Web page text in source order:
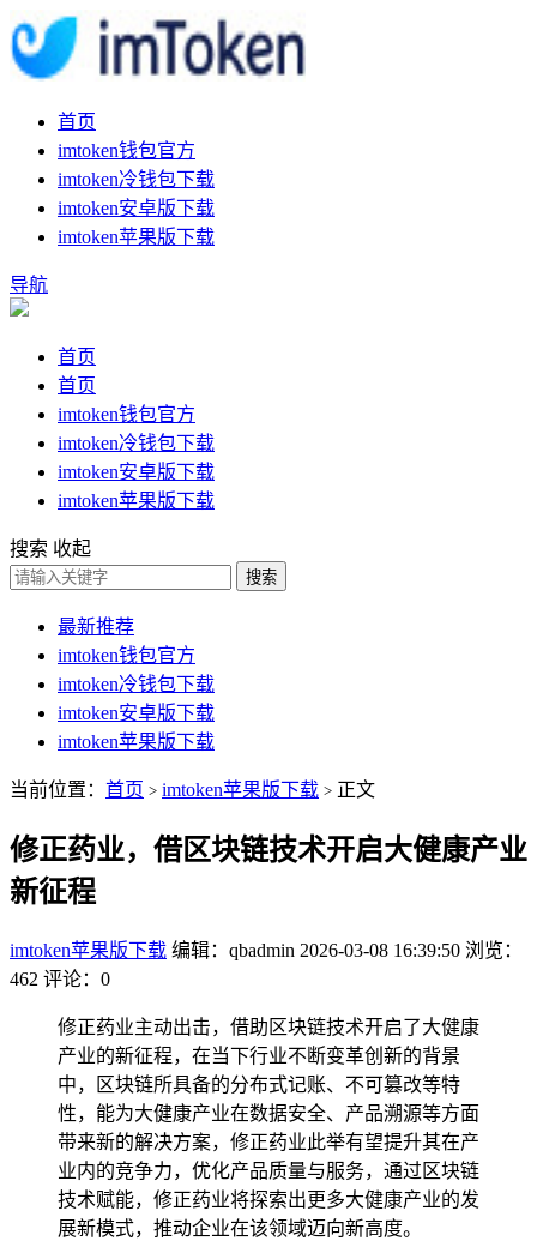
首页
imtoken钱包官方
imtoken冷钱包下载
imtoken安卓版下载
imtoken苹果版下载
导航
首页
首页
imtoken钱包官方
imtoken冷钱包下载
imtoken安卓版下载
imtoken苹果版下载
搜索 收起
搜索
最新推荐
imtoken钱包官方
imtoken冷钱包下载
imtoken安卓版下载
imtoken苹果版下载
当前位置： 首页 > imtoken苹果版下载 > 正文
修正药业，借区块链技术开启大健康产业
新征程
imtoken苹果版下载 编辑：qbadmin 2026-03-08 16:39:50 浏览：
462 评论：0
修正药业主动出击，借助区块链技术开启了大健康
产业的新征程，在当下行业不断变革创新的背景
中，区块链所具备的分布式记账、不可篡改等特
性，能为大健康产业在数据安全、产品溯源等方面
带来新的解决方案，修正药业此举有望提升其在产
业内的竞争力，优化产品质量与服务，通过区块链
技术赋能，修正药业将探索出更多大健康产业的发
展新模式，推动企业在该领域迈向新高度。